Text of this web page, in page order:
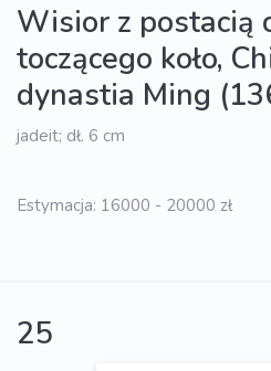
Wisior z postacią
toczącego koło,
dynastia Ming
jadeit; dł. 6 cm
Estymacja: 16000 - 20000 zł
25